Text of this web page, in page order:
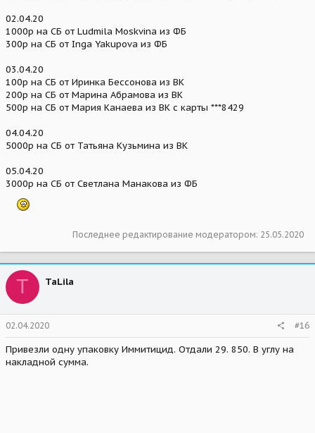
02.04.20
1000р на СБ от Ludmila Moskvina из ФБ
300р на СБ от Inga Yakupova из ФБ
03.04.20
100р на СБ от Иринка Бессонова из ВК
200р на СБ от Марина Абрамова из ВК
500р на СБ от Мария Канаева из ВК с карты ***8429
04.04.20
5000р на СБ от Татьяна Кузьмина из ВК
05.04.20
3000р на СБ от Светлана Манакова из ФБ
Последнее редактирование модератором: 25.05.2020
T TaLila
02.04.2020 #16
Привезли одну упаковку Иммитицид. Отдали 29. 850. В углу на
накладной сумма.